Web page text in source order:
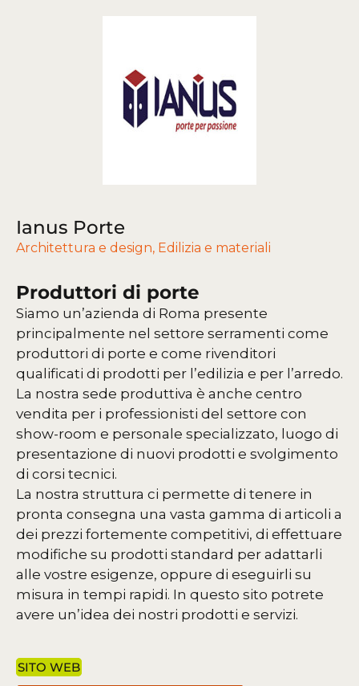
Ianus Porte
Architettura e design, Edilizia e materiali
Produttori di porte
Siamo un’azienda di Roma presente
principalmente nel settore serramenti come
produttori di porte e come rivenditori
qualificati di prodotti per l’edilizia e per l’arredo.
La nostra sede produttiva è anche centro
vendita per i professionisti del settore con
show-room e personale specializzato, luogo di
presentazione di nuovi prodotti e svolgimento
di corsi tecnici.
La nostra struttura ci permette di tenere in
pronta consegna una vasta gamma di articoli a
dei prezzi fortemente competitivi, di effettuare
modifiche su prodotti standard per adattarli
alle vostre esigenze, oppure di eseguirli su
misura in tempi rapidi. In questo sito potrete
avere un’idea dei nostri prodotti e servizi.
SITO WEB